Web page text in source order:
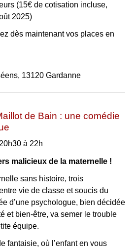
(15€ de cotisation incluse,
2025)
dès maintenant vos places en
13120 Gardanne
de Bain : une comédie
à 22h
malicieux de la maternelle !
sans histoire, trois
vie de classe et soucis du
d’une psychologue, bien décidée
et bien-être, va semer le trouble
équipe.
fantaisie, où l’enfant en vous